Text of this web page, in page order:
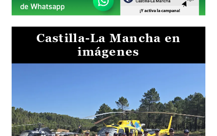
Castilla-La Mancha en
imágenes